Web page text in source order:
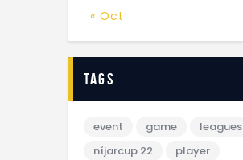
« Oct
tags
event game
leagues
níjarcup 22
player